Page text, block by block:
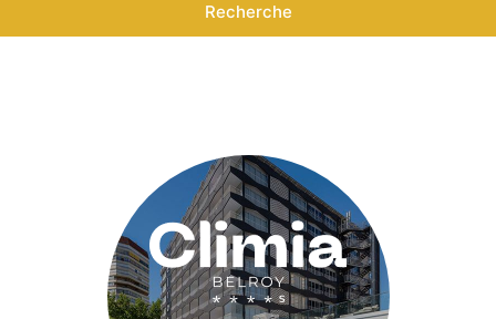
Recherche